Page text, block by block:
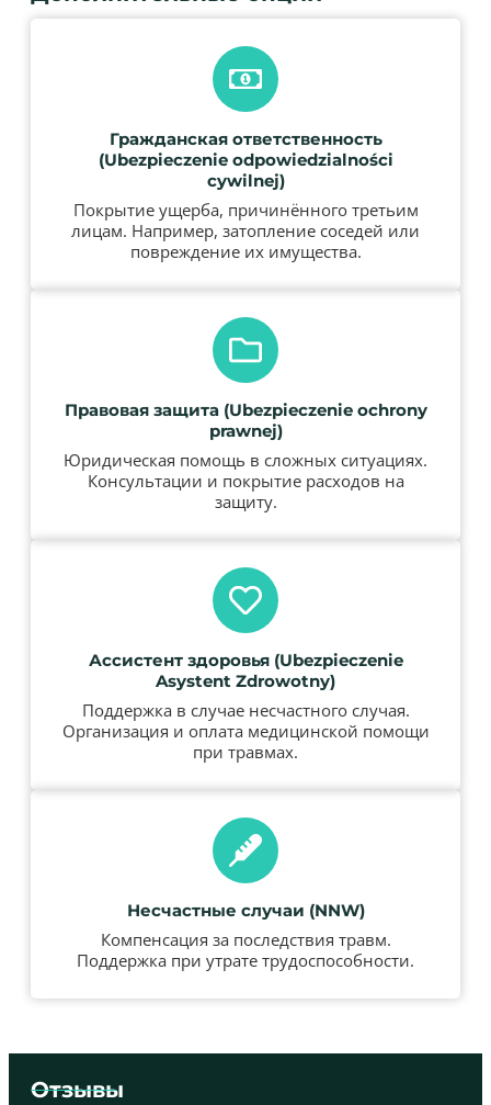
Гражданская ответственность
(Ubezpieczenie odpowiedzialności
cywilnej)
Покрытие ущерба, причинённого третьим
лицам. Например, затопление соседей или
повреждение их имущества.
Правовая защита (Ubezpieczenie ochrony
prawnej)
Юридическая помощь в сложных ситуациях.
Консультации и покрытие расходов на
защиту.
Ассистент здоровья (Ubezpieczenie
Asystent Zdrowotny)
Поддержка в случае несчастного случая.
Организация и оплата медицинской помощи
при травмах.
Несчастные случаи (NNW)
Компенсация за последствия травм.
Поддержка при утрате трудоспособности.
Отзывы